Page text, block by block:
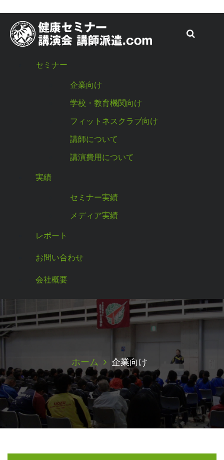
法人のお客様を対象に、健康の専門家
（トレーナーなど医科学スペシャリス
ト）の 派遣による法人様向けプログラ
ム＆健康セミナーを行っております。
セミナー
企業向け
学校・教育機関向け
フィットネスクラブ向け
講師について
講演費用について
実績
セミナー実績
メディア実績
レポート
お問い合わせ
会社概要
ホーム 企業向け